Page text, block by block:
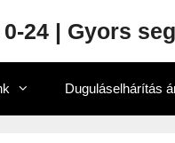
24 | Gyors
Duguláselhárítás